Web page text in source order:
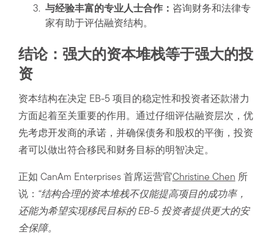
与经验丰富的专业人士合作： 咨询财务和法律专
家有助于评估融资结构。
结论：强大的资本堆栈等于强大的投
资
资本结构在决定 EB-5 项目的稳定性和投资者还款潜力
方面起着至关重要的作用。通过仔细评估融资层次，优
先考虑开发商的承诺，并确保债务和股权的平衡，投资
者可以做出符合移民和财务目标的明智决定。
正如 CanAm Enterprises 首席运营官Christine Chen 所
说： “结构合理的资本堆栈不仅能提高项目的成功率，
还能为希望实现移民目标的 EB-5 投资者提供更大的安
全保障。